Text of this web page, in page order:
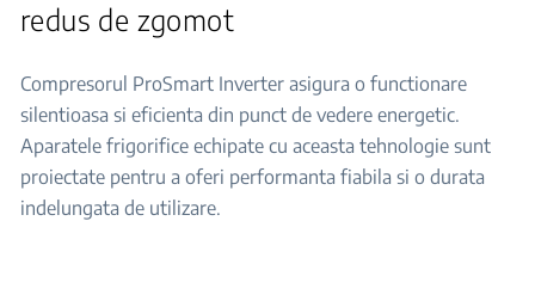
redus de zgomot
Compresorul ProSmart Inverter asigura o functionare
silentioasa si eficienta din punct de vedere energetic.
Aparatele frigorifice echipate cu aceasta tehnologie sunt
proiectate pentru a oferi performanta fiabila si o durata
indelungata de utilizare.